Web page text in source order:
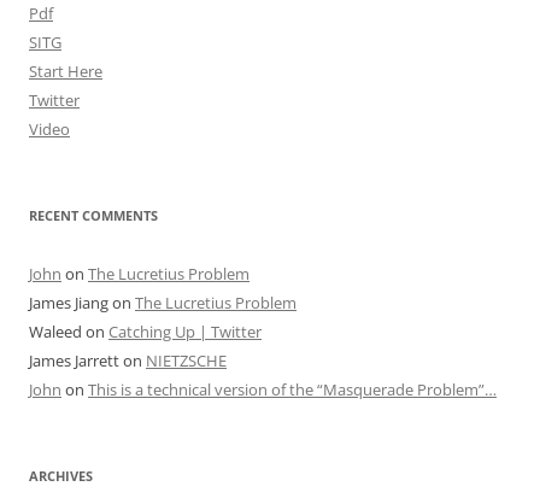
Pdf
SITG
Start Here
Twitter
Video
RECENT COMMENTS
John on The Lucretius Problem
James Jiangon The Lucretius Problem
Waleed on Catching Up | Twitter
James Jarretton NIETZSCHE
John on This is a technical version of the “Masquerade Problem”…
ARCHIVES